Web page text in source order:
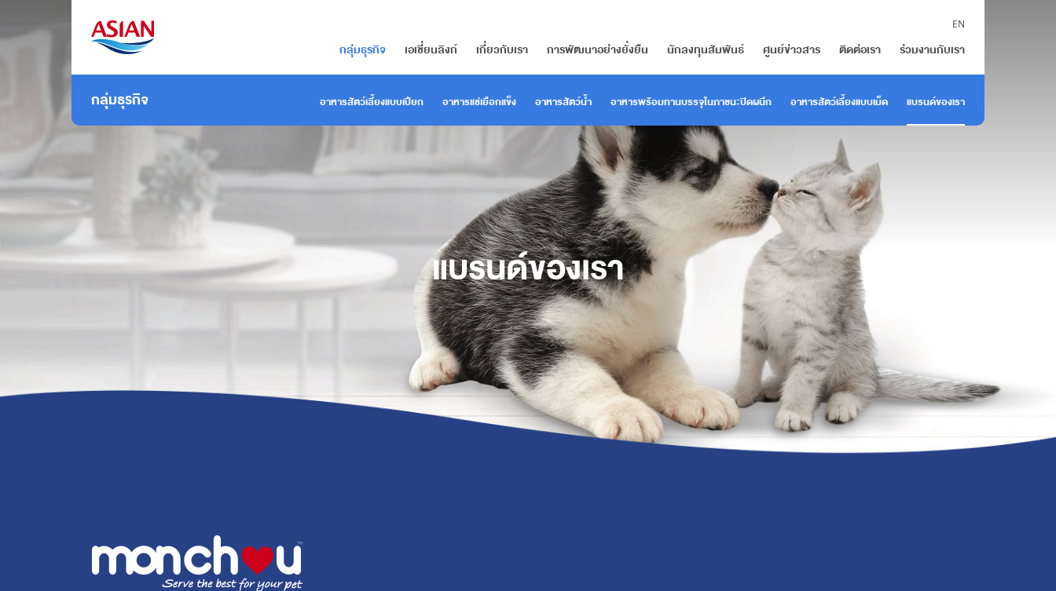
EN
กลุ่มธุรกิจ เอเชี่ยนลิงก์ เกี่ยวกับเรา การพัฒนาอย่างยั่งยืน นักลงทุนสัมพันธ์ ศูนย์ข่าวสาร ติดต่อเรา ร่วมงานกับเรา
กลุ่มธุรกิจ อาหารสัตว์เลี้ยงแบบเปียก อาหารแช่เยือกแข็ง อาหารสัตว์น้ำ อาหารพร้อมทานบรรจุในภาชนะปิดผนึก อาหารสัตว์เลี้ยงแบบเม็ด แบรนด์ของเรา
แบรนด์ของเรา